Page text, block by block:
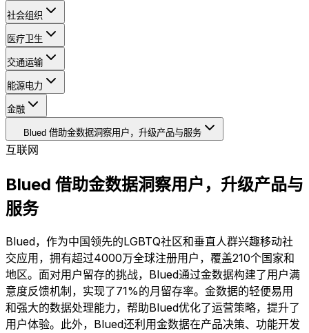
社会组织
医疗卫生
交通运输
能源电力
金融
Blued 借助金数据洞察用户，升级产品与服务
互联网
Blued 借助金数据洞察用户，升级产品与
服务
Blued，作为中国领先的LGBTQ社区和垂直人群兴趣移动社
交应用，拥有超过4000万全球注册用户，覆盖210个国家和
地区。面对用户留存的挑战，Blued通过金数据构建了用户满
意度反馈机制，实现了71%的月留存率。金数据的轻便易用
和强大的数据处理能力，帮助Blued优化了运营策略，提升了
用户体验。此外，Blued还利用金数据在产品决策、功能开发